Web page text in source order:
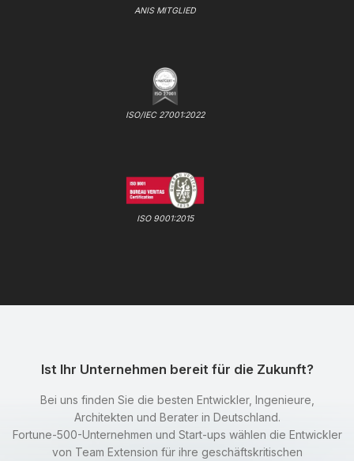
ANIS MITGLIED
ISO/IEC 27001:2022
ISO 9001:2015
Ist Ihr Unternehmen bereit für die Zukunft?
Bei uns finden Sie die besten Entwickler, Ingenieure,
Architekten und Berater in Deutschland.
Fortune-500-Unternehmen und Start-ups wählen die Entwickler
von Team Extension für ihre geschäftskritischen